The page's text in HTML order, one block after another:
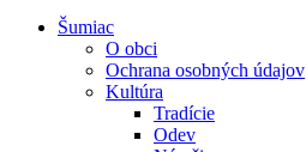
Šumiac
O obci
Ochrana osobných údajov
Kultúra
Tradície
Odev